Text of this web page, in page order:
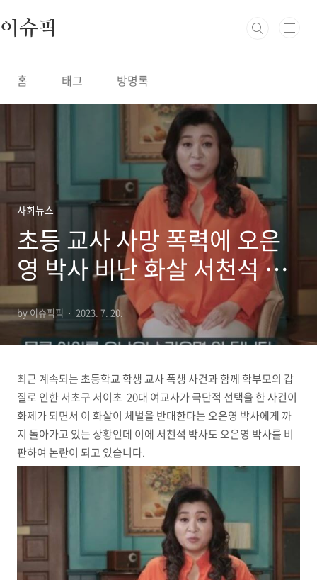
이슈픽
홈 태그 방명록
사회뉴스
초등 교사 사망 폭력에 오은
영 박사 비난 화살 서천석 박
사도 동참
by 이슈픽픽 2023. 7. 20.
최근 계속되는 초등학교 학생 교사 폭생 사건과 함께 학부모의 갑
질로 인한 서초구 서이초 20대 여교사가 극단적 선택을 한 사건이
화제가 되면서 이 화살이 체벌을 반대한다는 오은영 박사에게 까
지 돌아가고 있는 상황인데 이에 서천석 박사도 오은영 박사를 비
판하여 논란이 되고 있습니다.